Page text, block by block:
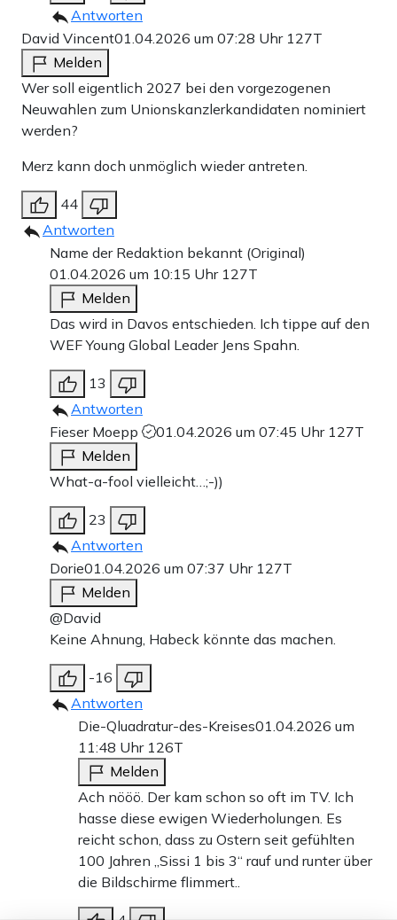
Antworten
David Vincent01.04.2026 um 07:28 Uhr 127T
Melden
Wer soll eigentlich 2027 bei den vorgezogenen
Neuwahlen zum Unionskanzlerkandidaten nominiert
werden?
Merz kann doch unmöglich wieder antreten.
44
Antworten
Name der Redaktion bekannt (Original)
01.04.2026 um 10:15 Uhr 127T
Melden
Das wird in Davos entschieden. Ich tippe auf den
WEF Young Global Leader Jens Spahn.
13
Antworten
Fieser Moepp
01.04.2026 um 07:45 Uhr 127T
Melden
What-a-fool vielleicht…;-))
23
Antworten
Dorie01.04.2026 um 07:37 Uhr 127T
Melden
@David
Keine Ahnung, Habeck könnte das machen.
-16
Antworten
Die-Qluadratur-des-Kreises01.04.2026 um
11:48 Uhr 126T
Melden
Ach nööö. Der kam schon so oft im TV. Ich
hasse diese ewigen Wiederholungen. Es
reicht schon, dass zu Ostern seit gefühlten
100 Jahren „Sissi 1 bis 3“ rauf und runter über
die Bildschirme flimmert..